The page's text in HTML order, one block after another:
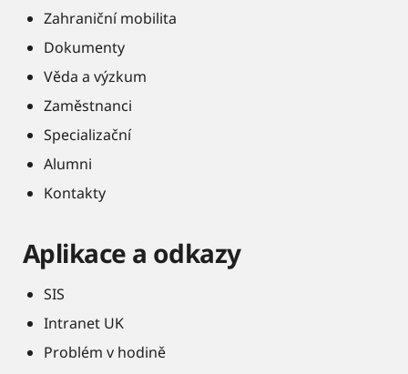
Zahraniční mobilita
Dokumenty
Věda a výzkum
Zaměstnanci
Specializační
Alumni
Kontakty
Aplikace a odkazy
SIS
Intranet UK
Problém v hodině